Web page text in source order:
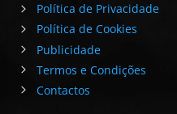
Política de Privacidade
Política de Cookies
Publicidade
Termos e Condições
Contactos